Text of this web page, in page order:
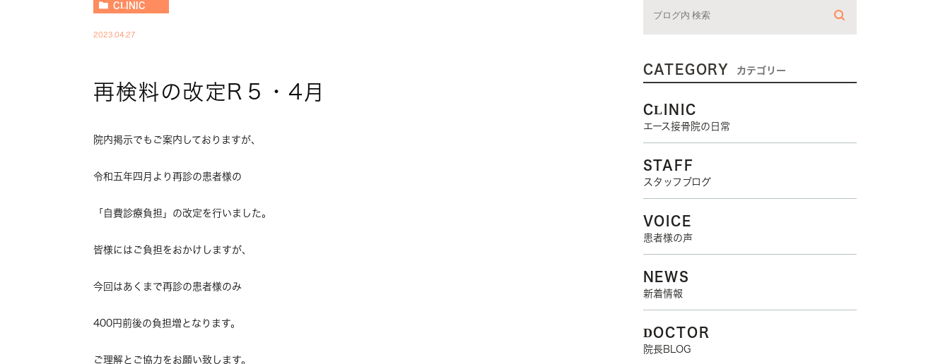
CLINIC
2023.04.27
再検料の改定R５・4月
院内掲示でもご案内しておりますが、
令和五年四月より 再診の患者様の
「自費診療負担」の改定を行いました。
皆様にはご負担をおかけしますが、
今回はあくまで再診の患者様のみ
400円前後の負担増となります。
ご理解とご協力をお願い致します。
CATEGORY カテゴリー
CLINIC
エース接骨院の日常
STAFF
スタッフブログ
VOICE
患者様の声
NEWS
新着情報
DOCTOR
院長BLOG